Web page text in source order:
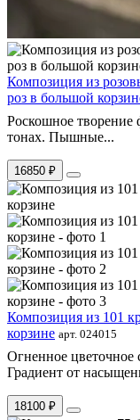
Композиция из
роз в большой
Роскошное
тонах. Пышные...
16850 ₽
Композиция из 101
корзине арт. 024015
Огненное цветочное
Градиент от
18100 ₽